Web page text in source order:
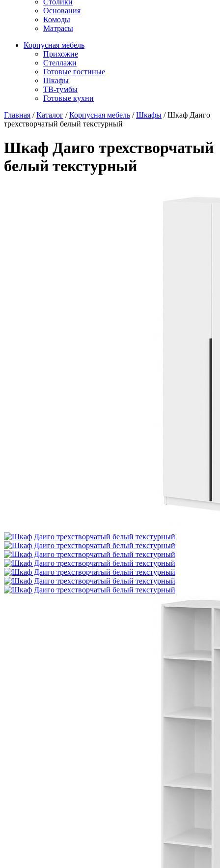
Основания
Комоды
Матрасы
Корпусная мебель
Прихожие
Стеллажи
Готовые гостиные
Шкафы
ТВ-тумбы
Готовые кухни
Главная /Каталог /Корпусная мебель /Шкафы /Шкаф Даиго
трехстворчатый белый текстурный
Шкаф Даиго трехстворчатый
белый текстурный